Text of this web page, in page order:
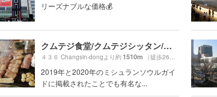
リーズナブルな価格💰
クムテジ食堂/クムテジシッタン/금돼지식당
４３６ Changsin-dongより約1510m （徒歩26分）
2019年と2020年のミシュランソウルガイ
ドに掲載されたことでも有名な...